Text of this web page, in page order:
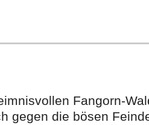
Fangorn-
gegen die bösen